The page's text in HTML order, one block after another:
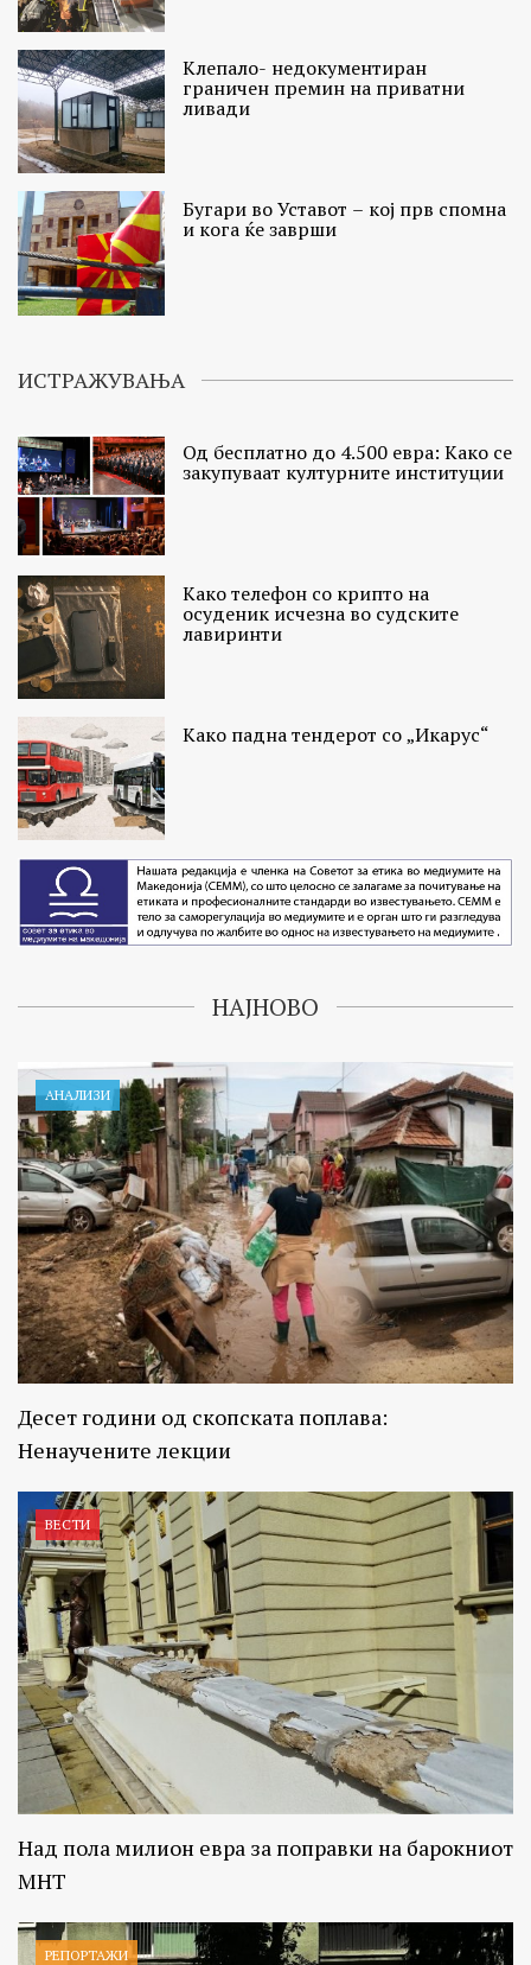
Клепало- недокументиран
граничен премин на приватни
ливади
Бугари во Уставот – кој прв спомна
и кога ќе заврши
ИСТРАЖУВАЊА
Од бесплатно до 4.500 евра: Како се
закупуваат културните институции
Како телефон со крипто на
осуденик исчезна во судските
лавиринти
Како падна тендерот со „Икарус“
НАЈНОВО
АНАЛИЗИ
Десет години од скопската поплава:
Ненаучените лекции
ВЕСТИ
Над пола милион евра за поправки на барокниот
МНТ
РЕПОРТАЖИ